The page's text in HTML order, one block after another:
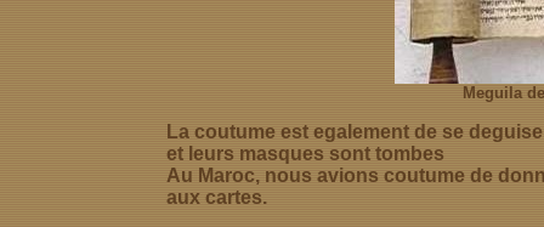
Meguila
La coutume est egalement de se
et leurs masques sont tombes
Au Maroc, nous avions coutume de
aux cartes.